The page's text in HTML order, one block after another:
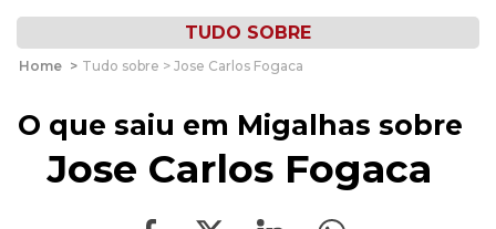
TUDO SOBRE
Home > Tudo sobre > Jose Carlos Fogaca
O que saiu em Migalhas sobre
Jose Carlos Fogaca